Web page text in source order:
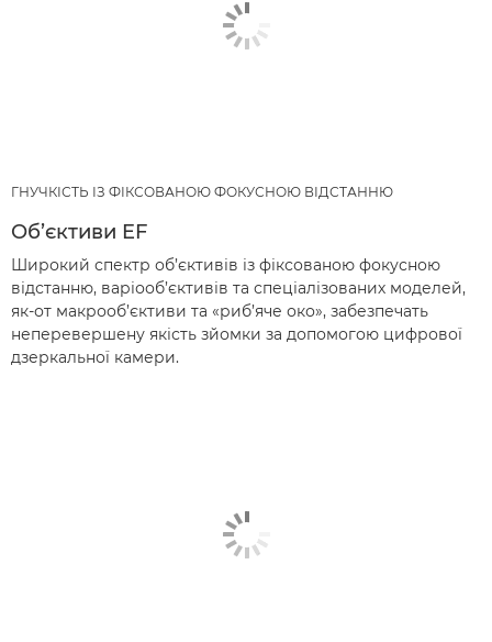
ГНУЧКІСТЬ ІЗ ФІКСОВАНОЮ ФОКУСНОЮ ВІДСТАННЮ
Об’єктиви EF
Широкий спектр об’єктивів із фіксованою фокусною
відстанню, варіооб’єктивів та спеціалізованих моделей,
як-от макрооб’єктиви та «риб’яче око», забезпечать
неперевершену якість зйомки за допомогою цифрової
дзеркальної камери.